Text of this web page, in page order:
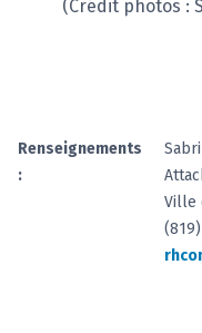
(Crédit photos :
Renseignements
:
Ville